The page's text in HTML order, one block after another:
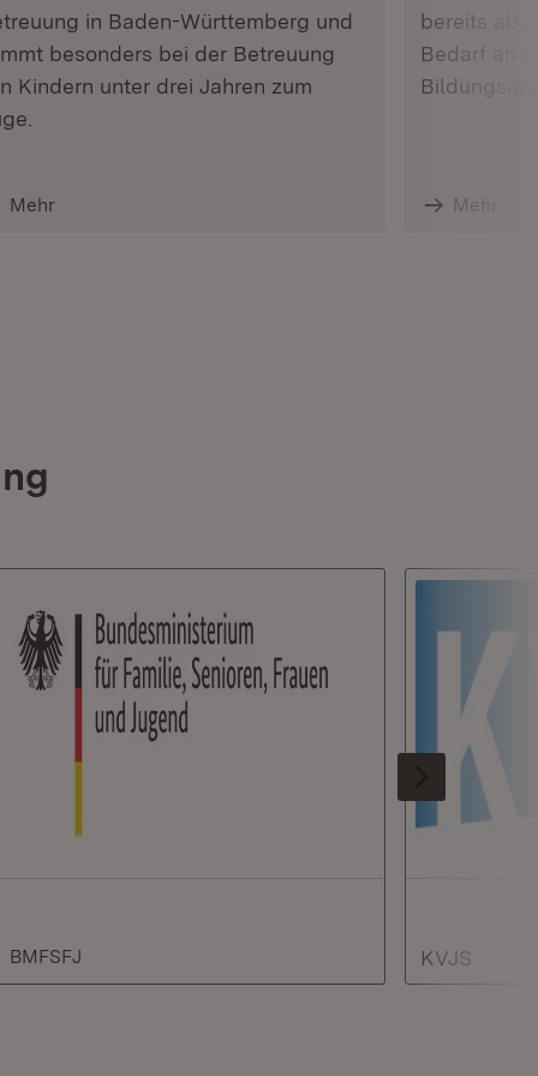
in Baden-Württemberg und
besonders bei der Betreuung
Kindern unter drei Jahren zum
Mehr
bereits ab
Bedarf an
Mehr
Extern:
BMFSFJ KVJS